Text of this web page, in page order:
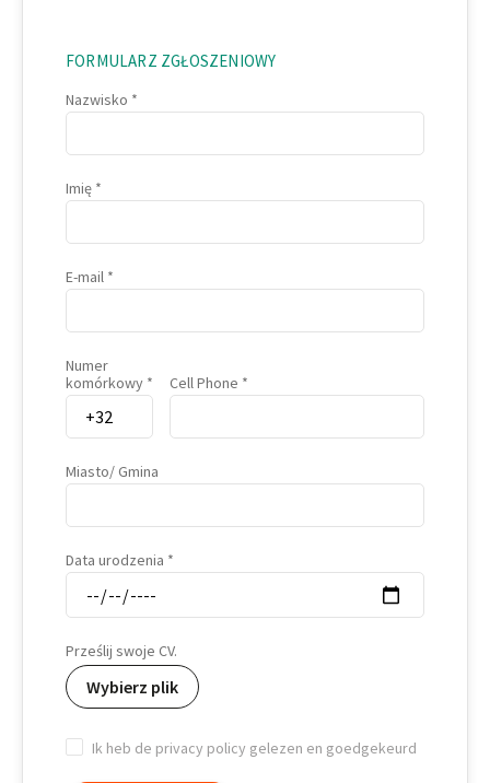
FORMULARZ ZGŁOSZENIOWY
Nazwisko
Imię
E-mail
Numer
komórkowy
Cell Phone
Miasto/ Gmina
Data urodzenia
Prześlij swoje CV.
Wybierz plik
Ik heb de privacy policy gelezen en goedgekeurd